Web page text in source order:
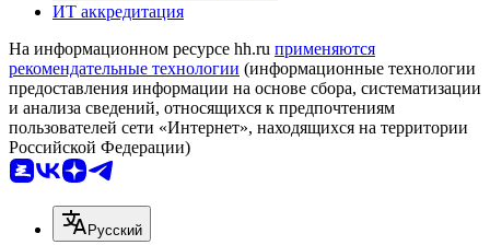
ИТ аккредитация
На информационном ресурсе hh.ru применяются
рекомендательные технологии (информационные технологии
предоставления информации на основе сбора, систематизации
и анализа сведений, относящихся к предпочтениям
пользователей сети «Интернет», находящихся на территории
Российской Федерации)
Русский